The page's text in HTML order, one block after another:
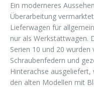
Ein moderneres
Überarbeitung
Lieferwagen für
nur als Werkstattwagen.
Serien 10 und 20
Schraubenfedern und
Hinterachse
den alten Modellen mit